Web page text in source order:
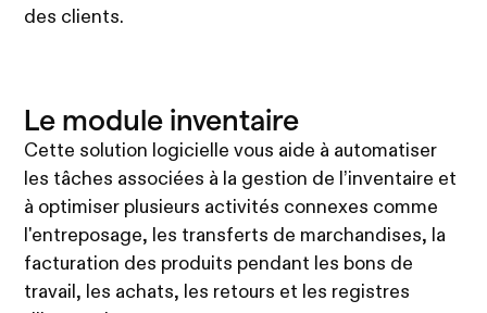
des clients.
Le module inventaire
Cette solution logicielle vous aide à automatiser
les tâches associées à la gestion de l’inventaire et
à optimiser plusieurs activités connexes comme
l'entreposage, les transferts de marchandises, la
facturation des produits pendant les bons de
travail, les achats, les retours et les registres